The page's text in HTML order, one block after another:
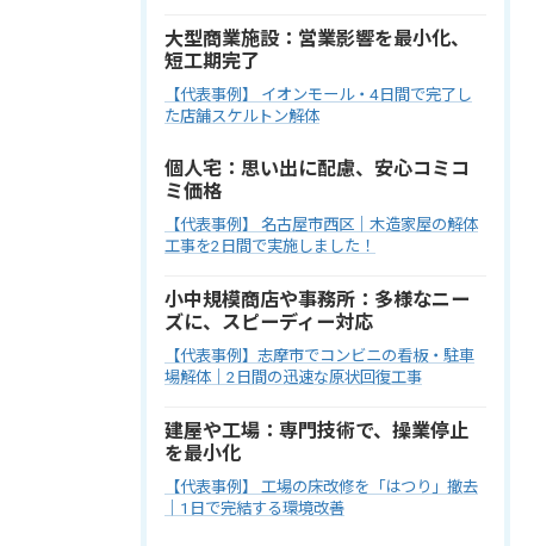
大型商業施設：営業影響を最小化、
短工期完了
【代表事例】 イオンモール・4日間で完了し
た店舗スケルトン解体
個人宅：思い出に配慮、安心コミコ
ミ価格
【代表事例】 名古屋市西区｜木造家屋の解体
工事を2日間で実施しました！
小中規模商店や事務所：多様なニー
ズに、スピーディー対応
【代表事例】志摩市でコンビニの看板・駐車
場解体｜2日間の迅速な原状回復工事
建屋や工場：専門技術で、操業停止
を最小化
【代表事例】 工場の床改修を「はつり」撤去
｜1日で完結する環境改善